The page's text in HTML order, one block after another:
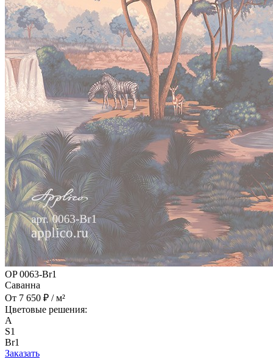
OP 0063-Br1
Саванна
От 7 650 ₽ / м²
Цветовые решения:
A
S1
Br1
Заказать